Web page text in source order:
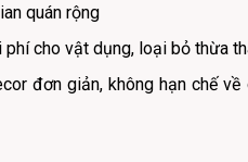
quán rộng
cho vật dụng, loại bỏ thừa
đơn giản, không hạn chế về